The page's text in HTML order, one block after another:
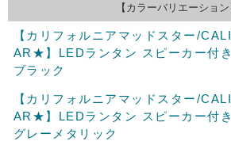
【カラーバリエーション
【カリフォルニアマッドスター/
AR★】LEDランタン スピーカー付
ブラック
【カリフォルニアマッドスター/
AR★】LEDランタン スピーカー付
グレーメタリック